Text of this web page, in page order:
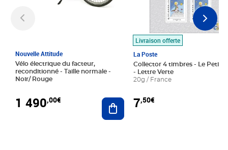
Nouvelle Attitude
Vélo électrique du facteur,
reconditionné - Taille normale -
Noir/ Rouge
1 490,00€ Ajouter au panier
Livraison offerte
La Poste
Collector 4 timbres - Le Petit
- Lettre Verte
20g / France
7,50€